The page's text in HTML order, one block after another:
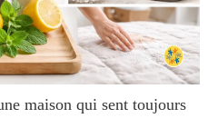
maison qui sent toujours